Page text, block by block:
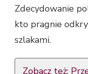
Zdecydowanie
kto pragnie
szlakami.
Zobacz też: